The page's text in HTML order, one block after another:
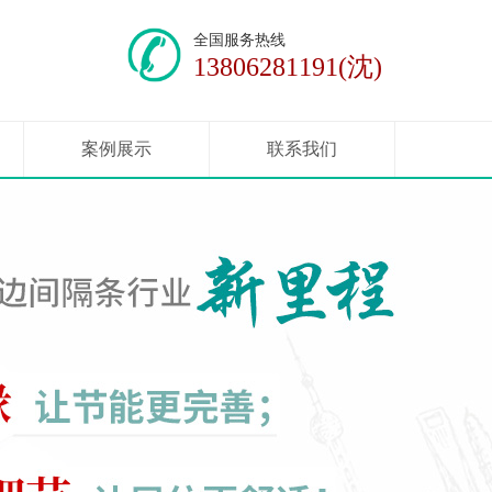
全国服务热线
13806281191(沈)
案例展示 联系我们